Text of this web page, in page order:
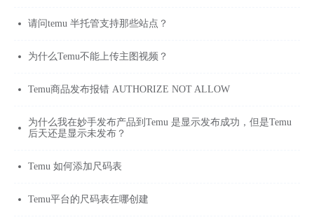
请问temu 半托管支持那些站点？
为什么Temu不能上传主图视频？
Temu商品发布报错 AUTHORIZE NOT ALLOW
为什么我在妙手发布产品到Temu 是显示发布成功，但是Temu
后天还是显示未发布？
Temu 如何添加尺码表
Temu平台的尺码表在哪创建